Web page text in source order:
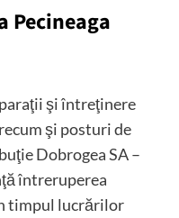
Pecineaga
şi întreţinere
şi posturi de
Dobrogea SA –
întreruperea
timpul lucrărilor